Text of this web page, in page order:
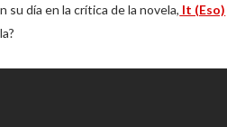
su día en la crítica de la novela, It (Eso)